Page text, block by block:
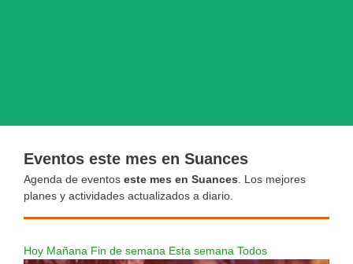
Eventos este mes en Suances
Agenda de eventos este mes en Suances . Los mejores
planes y actividades actualizados a diario.
Hoy Mañana Fin de semana Esta semana Todos